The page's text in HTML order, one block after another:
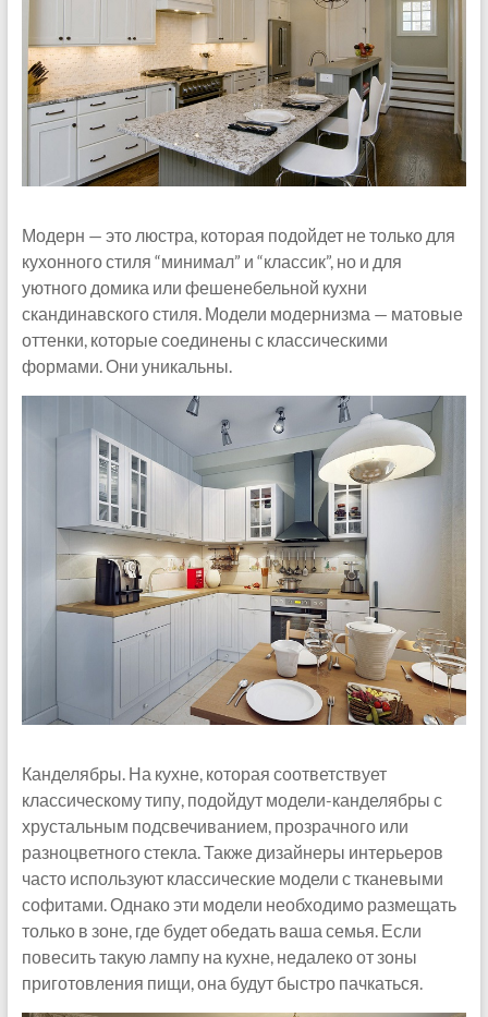
Модерн — это люстра, которая подойдет не только для
кухонного стиля “минимал” и “классик”, но и для
уютного домика или фешенебельной кухни
скандинавского стиля. Модели модернизма — матовые
оттенки, которые соединены с классическими
формами. Они уникальны.
Канделябры. На кухне, которая соответствует
классическому типу, подойдут модели-канделябры с
хрустальным подсвечиванием, прозрачного или
разноцветного стекла. Также дизайнеры интерьеров
часто используют классические модели с тканевыми
софитами. Однако эти модели необходимо размещать
только в зоне, где будет обедать ваша семья. Если
повесить такую лампу на кухне, недалеко от зоны
приготовления пищи, она будут быстро пачкаться.